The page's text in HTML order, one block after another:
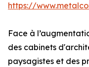
https://
Face à
des cabinets
paysagistes et des